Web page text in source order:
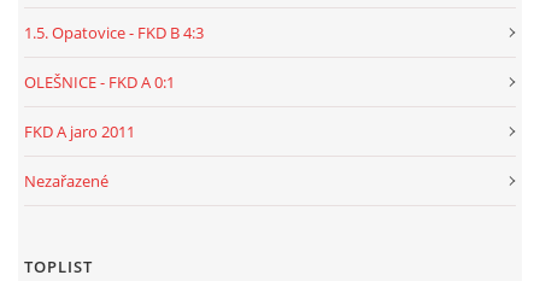
1.5. Opatovice - FKD B 4:3
OLEŠNICE - FKD A 0:1
FKD A jaro 2011
Nezařazené
TOPLIST